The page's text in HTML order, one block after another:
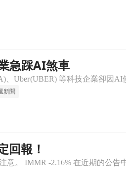
急踩AI煞車
新聞
回報！